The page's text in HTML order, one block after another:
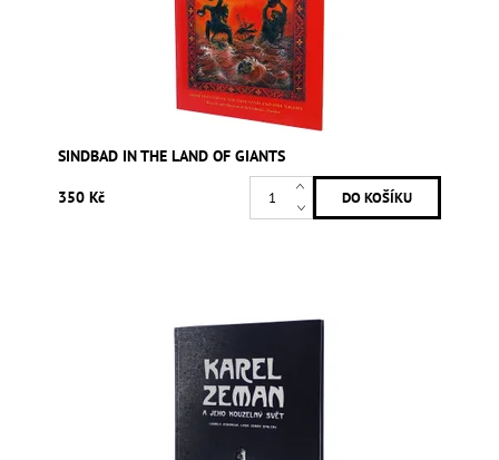
SINDBAD IN THE LAND OF GIANTS
350 Kč